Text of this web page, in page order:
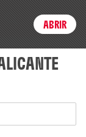
Login
ABRIR